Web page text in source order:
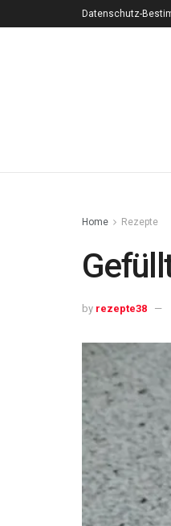
Datenschutz-
Home Rezepte
by rezepte38